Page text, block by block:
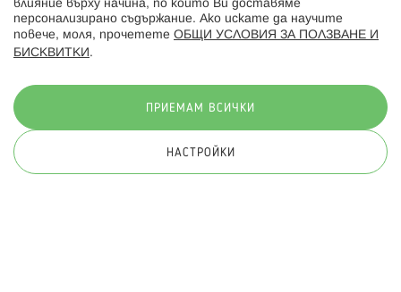
© 2026 Hippoland.net. Всички права запазени
влияние върху начина, по който Ви доставяме
персонализирано съдържание. Ако искате да научите
повече, моля, прочетете ОБЩИ УСЛОВИЯ ЗА ПОЛЗВАНЕ И
БИСКВИТКИ .
ПРИЕМАМ ВСИЧКИ
НАСТРОЙКИ